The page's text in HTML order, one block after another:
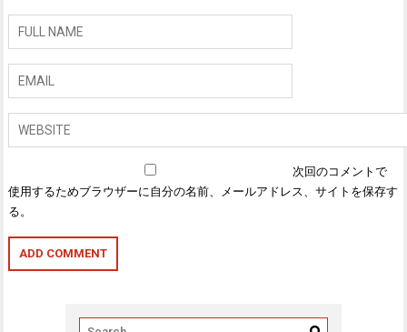
次回のコメントで
使用するためブラウザーに自分の名前、メールアドレス、サイトを保存す
る。